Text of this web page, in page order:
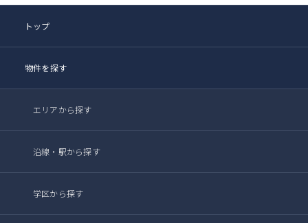
トップ
物件を探す
エリアから探す
沿線・駅から探す
学区から探す